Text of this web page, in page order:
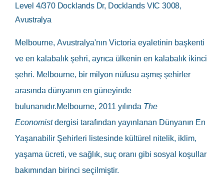
Level 4/370 Docklands Dr, Docklands VIC 3008,
Avustralya
Melbourne, Avustralya'nın Victoria eyaletinin başkenti
ve en kalabalık şehri, ayrıca ülkenin en kalabalık ikinci
şehri. Melbourne, bir milyon nüfusu aşmış şehirler
arasında dünyanın en güneyinde
bulunanıdır.Melbourne, 2011 yılında The
Economistdergisi tarafından yayınlanan Dünyanın En
Yaşanabilir Şehirleri listesinde kültürel nitelik, iklim,
yaşama ücreti, ve sağlık, suç oranı gibi sosyal koşullar
bakımından birinci seçilmiştir.